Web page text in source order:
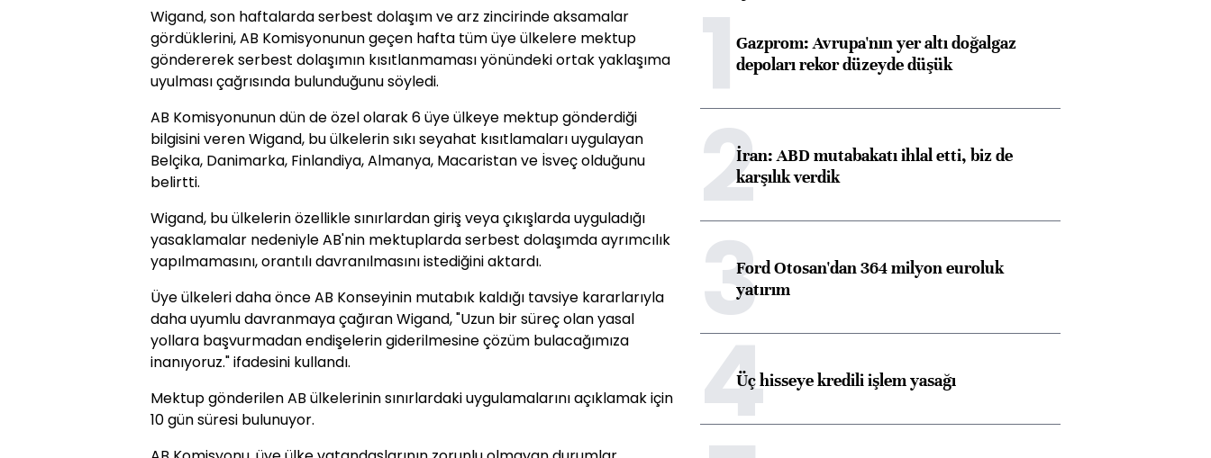
Wigand, son haftalarda serbest dolaşım ve arz zincirinde aksamalar
gördüklerini, AB Komisyonunun geçen hafta tüm üye ülkelere mektup
göndererek serbest dolaşımın kısıtlanmaması yönündeki ortak yaklaşıma
uyulması çağrısında bulunduğunu söyledi.
AB Komisyonunun dün de özel olarak 6 üye ülkeye mektup gönderdiği
bilgisini veren Wigand, bu ülkelerin sıkı seyahat kısıtlamaları uygulayan
Belçika, Danimarka, Finlandiya, Almanya, Macaristan ve İsveç olduğunu
belirtti.
Wigand, bu ülkelerin özellikle sınırlardan giriş veya çıkışlarda uyguladığı
yasaklamalar nedeniyle AB'nin mektuplarda serbest dolaşımda ayrımcılık
yapılmamasını, orantılı davranılmasını istediğini aktardı.
Üye ülkeleri daha önce AB Konseyinin mutabık kaldığı tavsiye kararlarıyla
daha uyumlu davranmaya çağıran Wigand, "Uzun bir süreç olan yasal
yollara başvurmadan endişelerin giderilmesine çözüm bulacağımıza
inanıyoruz." ifadesini kullandı.
Mektup gönderilen AB ülkelerinin sınırlardaki uygulamalarını açıklamak için
10 gün süresi bulunuyor.
1Gazprom: Avrupa'nın yer altı doğalgaz
depoları rekor düzeyde düşük
2İran: ABD mutabakatı ihlal etti, biz de
karşılık verdik
3Ford Otosan'dan 364 milyon euroluk
yatırım
4Üç hisseye kredili işlem yasağı